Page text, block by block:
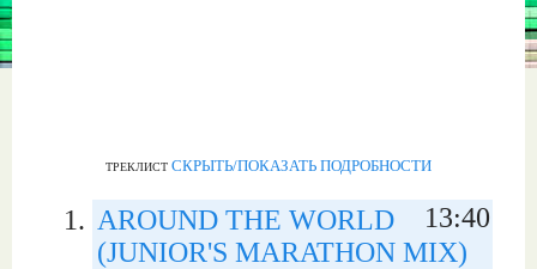
ТРЕКЛИСТ СКРЫТЬ/ПОКАЗАТЬ ПОДРОБНОСТИ
AROUND THE WORLD
(JUNIOR'S MARATHON MIX)
13:40